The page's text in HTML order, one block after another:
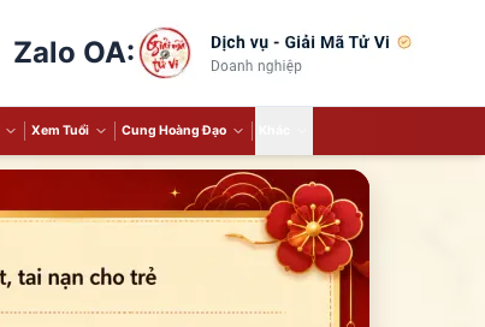
Zalo OA:
Xem Tuổi Cung Hoàng Đạo